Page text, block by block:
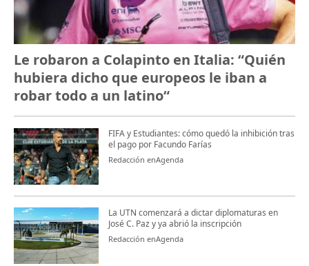
Le robaron a Colapinto en Italia: “Quién
hubiera dicho que europeos le iban a
robar todo a un latino“
FIFA y Estudiantes: cómo quedó la inhibición tras
el pago por Facundo Farías
Redacción enAgenda
La UTN comenzará a dictar diplomaturas en
José C. Paz y ya abrió la inscripción
Redacción enAgenda